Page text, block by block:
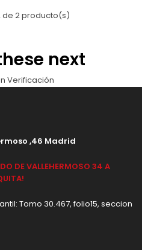
de 2 producto(s)
next
Verificación
,46 Madrid
DE VALLEHERMOSO 34 A
Tomo 30.467, folio15, seccion